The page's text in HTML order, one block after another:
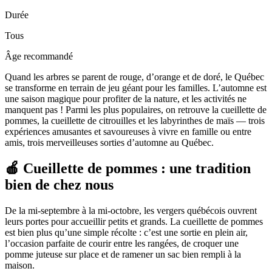
Durée
Tous
Âge recommandé
Quand les arbres se parent de rouge, d’orange et de doré, le Québec
se transforme en terrain de jeu géant pour les familles. L’automne est
une saison magique pour profiter de la nature, et les activités ne
manquent pas ! Parmi les plus populaires, on retrouve la cueillette de
pommes, la cueillette de citrouilles et les labyrinthes de maïs — trois
expériences amusantes et savoureuses à vivre en famille ou entre
amis, trois merveilleuses sorties d’automne au Québec.
🍎 Cueillette de pommes : une tradition
bien de chez nous
De la mi-septembre à la mi-octobre, les vergers québécois ouvrent
leurs portes pour accueillir petits et grands. La cueillette de pommes
est bien plus qu’une simple récolte : c’est une sortie en plein air,
l’occasion parfaite de courir entre les rangées, de croquer une
pomme juteuse sur place et de ramener un sac bien rempli à la
maison.